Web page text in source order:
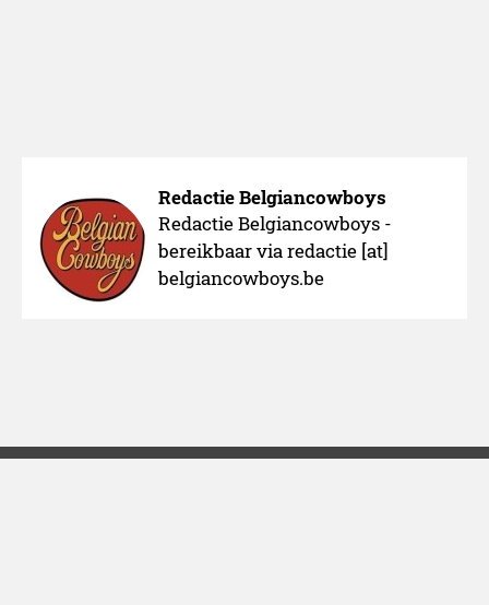
Redactie Belgiancowboys
Redactie Belgiancowboys -
bereikbaar via redactie [at]
belgiancowboys.be